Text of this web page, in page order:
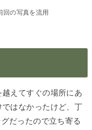
の写真を流用
えてすぐの場所にあ
はなかったけど、丁
だったので立ち寄る